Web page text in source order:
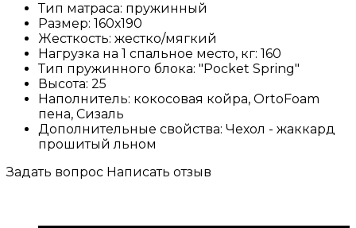
Тип матраса: пружинный
Размер: 160х190
Жесткость: жестко/мягкий
Нагрузка на 1 спальное место, кг: 160
Тип пружинного блока: "Pocket Spring"
Высота: 25
Наполнитель: кокосовая койра, OrtoFoam
пена, Сизаль
Дополнительные свойства: Чехол - жаккард
прошитый льном
Задать вопрос Написать отзыв